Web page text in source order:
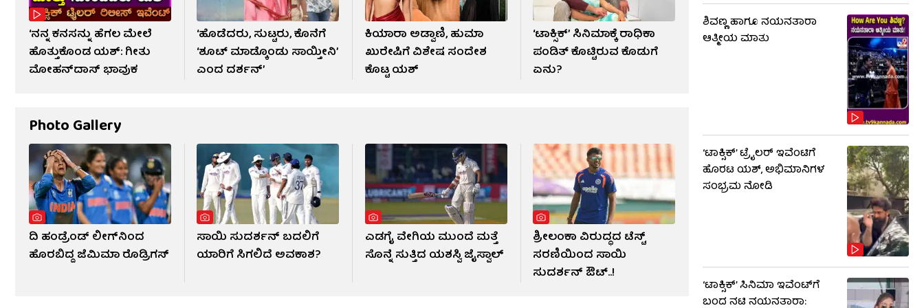
‘ನನ್ನ ಕನಸನ್ನು ಹೆಗಲ ಮೇಲೆ
ಹೊತ್ತುಕೊಂಡ ಯಶ್: ಗೀತು
ಮೋಹನ್​​ದಾಸ್ ಭಾವುಕ
‘ಹೊಡೆದರು, ಸುಟ್ಟರು, ಕೊನೆಗೆ
‘ಶೂಟ್ ಮಾಡ್ಕೊಂಡು ಸಾಯ್ತೀನಿ’
ಎಂದ ದರ್ಶನ್’
ಕಿಯಾರಾ ಅಡ್ವಾಣಿ, ಹುಮಾ
ಖುರೇಷಿಗೆ ವಿಶೇಷ ಸಂದೇಶ
ಕೊಟ್ಟ ಯಶ್
‘ಟಾಕ್ಸಿಕ್’ ಸಿನಿಮಾಕ್ಕೆ ರಾಧಿಕಾ
ಪಂಡಿತ್ ಕೊಟ್ಟಿರುವ ಕೊಡುಗೆ
ಏನು?
Photo Gallery
ದಿ ಹಂಡ್ರೆಂಡ್ ಲೀಗ್​ನಿಂದ
ಹೊರಬಿದ್ದ ಜೆಮಿಮಾ ರೊಡ್ರಿಗಸ್
ಸಾಯಿ ಸುದರ್ಶನ್ ಬದಲಿಗೆ
ಯಾರಿಗೆ ಸಿಗಲಿದೆ ಅವಕಾಶ?
ಎಡಗೈ ವೇಗಿಯ ಮುಂದೆ ಮತ್ತೆ
ಸೊನ್ನೆ ಸುತ್ತಿದ ಯಶಸ್ವಿ ಜೈಸ್ವಾಲ್
ಶ್ರೀಲಂಕಾ ವಿರುದ್ಧದ ಟೆಸ್ಟ್
ಸರಣಿಯಿಂದ ಸಾಯಿ
ಸುದರ್ಶನ್ ಔಟ್..!
ಶಿವಣ್ಣ ಹಾಗೂ ನಯನತಾರಾ
ಆತ್ಮೀಯ ಮಾತು
‘ಟಾಕ್ಸಿಕ್’ ಟ್ರೈಲರ್ ಇವೆಂಟಿಗೆ
ಹೊರಟ ಯಶ್, ಅಭಿಮಾನಿಗಳ
ಸಂಭ್ರಮ ನೋಡಿ
‘ಟಾಕ್ಸಿಕ್’ ಸಿನಿಮಾ ಇವೆಂಟ್​​ಗೆ
ಬಂದ ನಟಿ ನಯನತಾರಾ: